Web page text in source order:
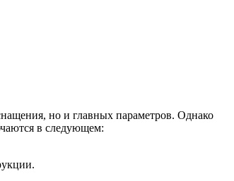
но и главных параметров. Однако
в следующем: